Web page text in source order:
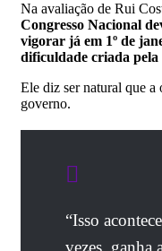
Na avaliação de Rui
Congresso Nacional
vigorar já em 1º de
dificuldade criada pela
Ele diz ser natural que
governo.
“Isso
vezes, ganha